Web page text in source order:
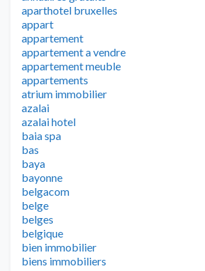
aparthotel bruxelles
appart
appartement
appartement a vendre
appartement meuble
appartements
atrium immobilier
azalai
azalai hotel
baia spa
bas
baya
bayonne
belgacom
belge
belges
belgique
bien immobilier
biens immobiliers